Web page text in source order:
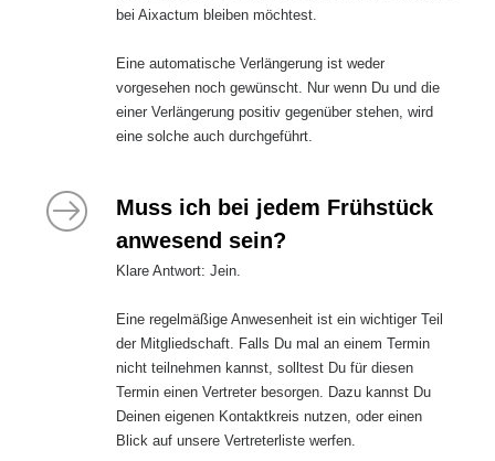
bei Aixactum bleiben möchtest.
Eine automatische Verlängerung ist weder
vorgesehen noch gewünscht. Nur wenn Du und die
einer Verlängerung positiv gegenüber stehen, wird
eine solche auch durchgeführt.
Muss ich bei jedem Frühstück
anwesend sein?
Klare Antwort: Jein.
Eine regelmäßige Anwesenheit ist ein wichtiger Teil
der Mitgliedschaft. Falls Du mal an einem Termin
nicht teilnehmen kannst, solltest Du für diesen
Termin einen Vertreter besorgen. Dazu kannst Du
Deinen eigenen Kontaktkreis nutzen, oder einen
Blick auf unsere Vertreterliste werfen.